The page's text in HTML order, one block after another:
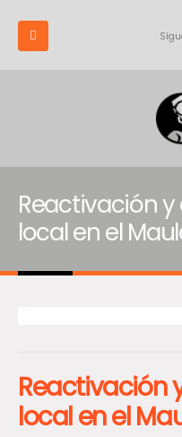
Reactivación
local en el
Reactivación
local en el